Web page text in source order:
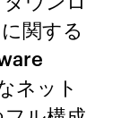
関する
ネット